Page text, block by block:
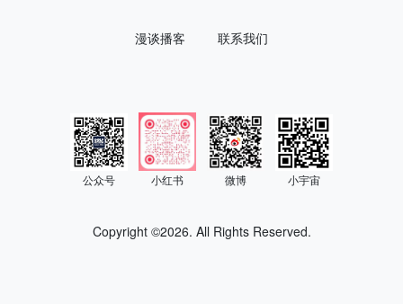
漫谈播客 联系我们
公众号 小红书 微博 小宇宙
Copyright ©2026. All Rights Reserved.